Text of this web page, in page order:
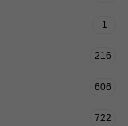
1
216
606
722